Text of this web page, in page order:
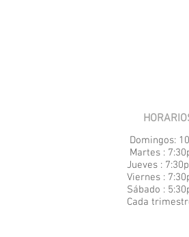
Domingos:
Martes :
Jueves :
Viernes :
Sábado :
Cada